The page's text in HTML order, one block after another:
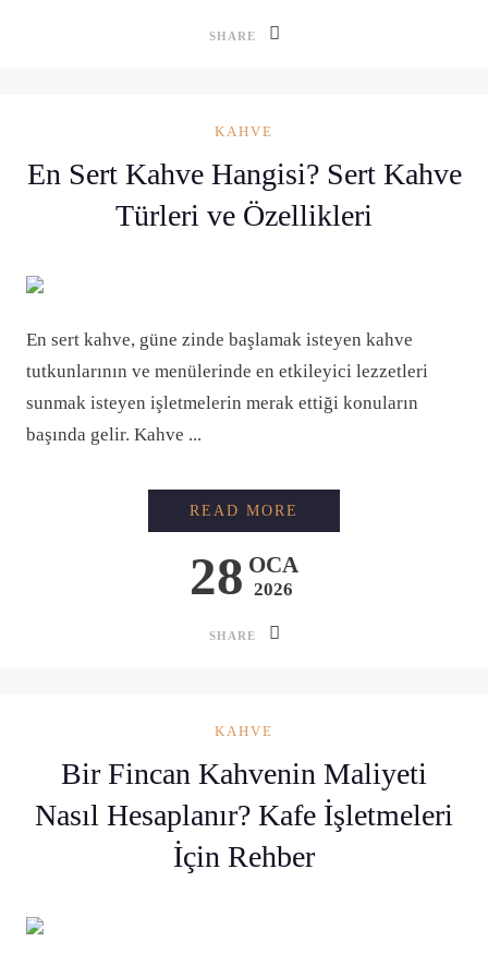
SHARE
KAHVE
En Sert Kahve Hangisi? Sert Kahve
Türleri ve Özellikleri
En sert kahve, güne zinde başlamak isteyen kahve
tutkunlarının ve menülerinde en etkileyici lezzetleri
sunmak isteyen işletmelerin merak ettiği konuların
başında gelir. Kahve ...
28 OCA
2026
READ MORE
SHARE
KAHVE
Bir Fincan Kahvenin Maliyeti
Nasıl Hesaplanır? Kafe İşletmeleri
İçin Rehber